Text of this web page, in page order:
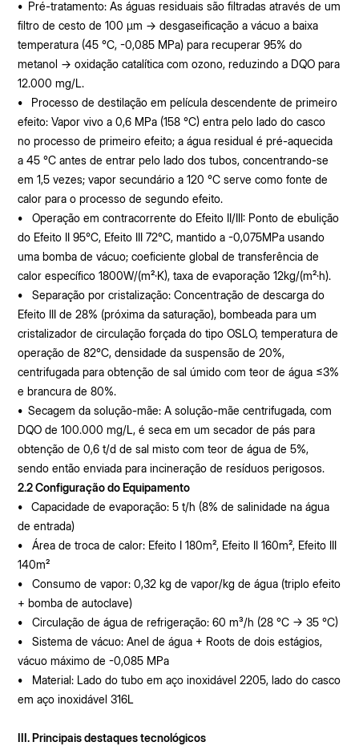
• Pré-tratamento: As águas residuais são filtradas através de um
filtro de cesto de 100 μm → desgaseificação a vácuo a baixa
temperatura (45 °C, -0,085 MPa) para recuperar 95% do
metanol → oxidação catalítica com ozono, reduzindo a DQO para
12.000 mg/L.
•
Processo de destilação em película descendente de primeiro
efeito: Vapor vivo a 0,6 MPa (158 °C) entra pelo lado do casco
no processo de primeiro efeito; a água residual é pré-aquecida
a 45 °C antes de entrar pelo lado dos tubos, concentrando-se
em 1,5 vezes; vapor secundário a 120 °C serve como fonte de
calor para o processo de segundo efeito.
• Operação em contracorrente do Efeito II/III: Ponto de ebulição
do Efeito II 95℃, Efeito III 72℃, mantido a -0,075MPa usando
uma bomba de vácuo; coeficiente global de transferência de
calor específico 1800W/(m²·K), taxa de evaporação 12kg/(m²·h).
• Separação por cristalização: Concentração de descarga do
Efeito III de 28% (próxima da saturação), bombeada para um
cristalizador de circulação forçada do tipo OSLO, temperatura de
operação de 82℃, densidade da suspensão de 20%,
centrifugada para obtenção de sal úmido com teor de água ≤3%
e brancura de 80%.
• Secagem da solução-mãe: A solução-mãe centrifugada, com
DQO de 100.000 mg/L, é seca em um secador de pás para
obtenção de 0,6 t/d de sal misto com teor de água de 5%,
sendo então enviada para incineração de resíduos perigosos.
2.2 Configuração do Equipamento
•
Capacidade de evaporação: 5 t/h (8% de salinidade na água
de entrada)
• Área de troca de calor: Efeito I 180m², Efeito II 160m², Efeito III
140m²
• Consumo de vapor: 0,32 kg de vapor/kg de água (triplo efeito
+ bomba de autoclave)
• Circulação de água de refrigeração: 60 m³/h (28 °C → 35 °C)
• Sistema de vácuo: Anel de água + Roots de dois estágios,
vácuo máximo de -0,085 MPa
• Material: Lado do tubo em aço inoxidável 2205, lado do casco
em aço inoxidável 316L
III. Principais destaques tecnológicos